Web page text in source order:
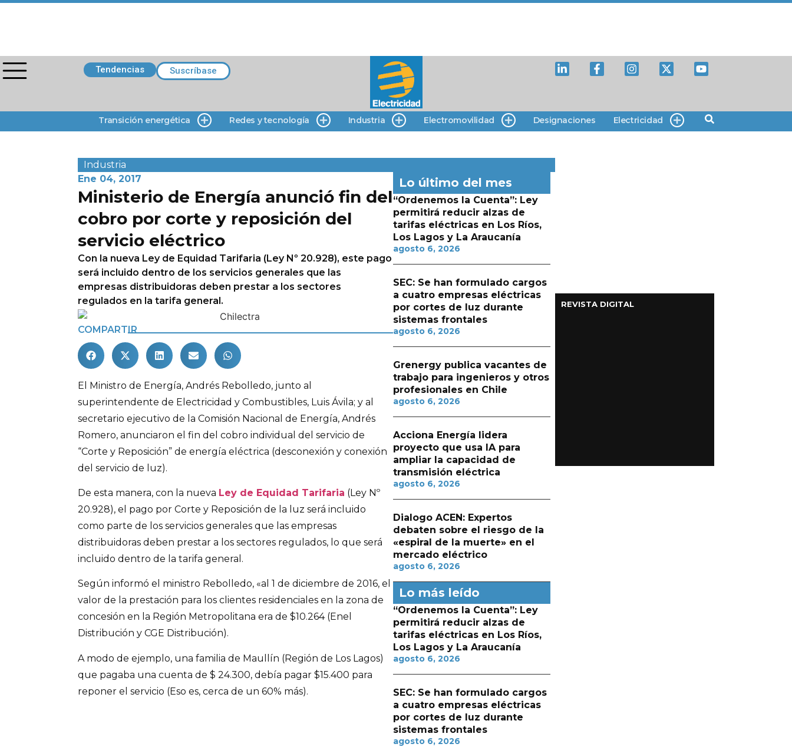
Tendencias Suscríbase
Transición energética Redes y tecnología Industria Electromovilidad Designaciones Electricidad
Industria
Ene 04, 2017
Ministerio de Energía anunció fin del
cobro por corte y reposición del
servicio eléctrico
Con la nueva Ley de Equidad Tarifaria (Ley Nº 20.928), este pago
será incluido dentro de los servicios generales que las
empresas distribuidoras deben prestar a los sectores
regulados en la tarifa general.
COMPARTIR
El Ministro de Energía, Andrés Rebolledo, junto al
superintendente de Electricidad y Combustibles, Luis Ávila; y al
secretario ejecutivo de la Comisión Nacional de Energía, Andrés
Romero, anunciaron el fin del cobro individual del servicio de
“Corte y Reposición” de energía eléctrica (desconexión y conexión
del servicio de luz).
De esta manera, con la nueva Ley de Equidad Tarifaria (Ley Nº
20.928), el pago por Corte y Reposición de la luz será incluido
como parte de los servicios generales que las empresas
distribuidoras deben prestar a los sectores regulados, lo que será
incluido dentro de la tarifa general.
Según informó el ministro Rebolledo, «al 1 de diciembre de 2016, el
valor de la prestación para los clientes residenciales en la zona de
concesión en la Región Metropolitana era de $10.264 (Enel
Distribución y CGE Distribución).
A modo de ejemplo, una familia de Maullín (Región de Los Lagos)
que pagaba una cuenta de $ 24.300, debía pagar $15.400 para
reponer el servicio (Eso es, cerca de un 60% más).
Lo último del mes
“Ordenemos la Cuenta”: Ley
permitirá reducir alzas de
tarifas eléctricas en Los Ríos,
Los Lagos y La Araucanía
agosto 6, 2026
SEC: Se han formulado cargos
a cuatro empresas eléctricas
por cortes de luz durante
sistemas frontales
agosto 6, 2026
Grenergy publica vacantes de
trabajo para ingenieros y otros
profesionales en Chile
agosto 6, 2026
Acciona Energía lidera
proyecto que usa IA para
ampliar la capacidad de
transmisión eléctrica
agosto 6, 2026
Dialogo ACEN: Expertos
debaten sobre el riesgo de la
«espiral de la muerte» en el
mercado eléctrico
agosto 6, 2026
Lo más leído
“Ordenemos la Cuenta”: Ley
permitirá reducir alzas de
tarifas eléctricas en Los Ríos,
Los Lagos y La Araucanía
agosto 6, 2026
SEC: Se han formulado cargos
a cuatro empresas eléctricas
por cortes de luz durante
sistemas frontales
agosto 6, 2026
REVISTA DIGITAL